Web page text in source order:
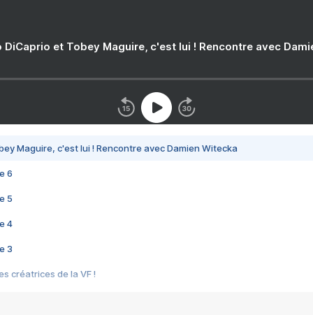
DiCaprio et Tobey Maguire, c'est lui ! Rencontre avec
Maguire, c'est lui ! Rencontre avec Damien Witecka
6
5
4
3
créatrices de la VF !